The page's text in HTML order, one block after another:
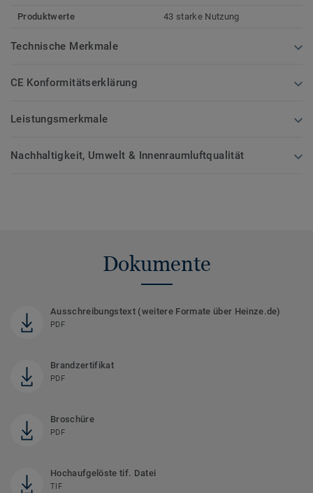
Produktwerte 43 starke Nutzung
Technische Merkmale
CE Konformitätserklärung
Leistungsmerkmale
Nachhaltigkeit, Umwelt & Innenraumluftqualität
Dokumente
Ausschreibungstext (weitere Formate über Heinze.de)
PDF
Brandzertifikat
PDF
Broschüre
PDF
Hochaufgelöste tif. Datei
TIF